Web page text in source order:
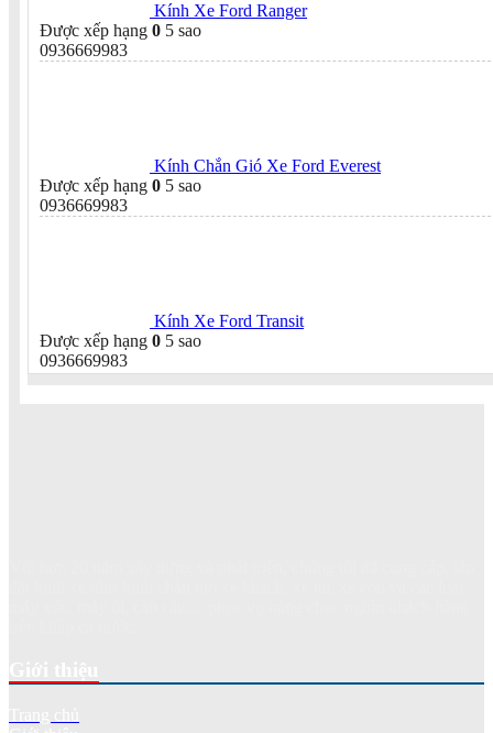
Kính Xe Ford Ranger
Được xếp hạng 0 5 sao
0936669983
Kính Chắn Gió Xe Ford Everest
Được xếp hạng 0 5 sao
0936669983
Kính Xe Ford Transit
Được xếp hạng 0 5 sao
0936669983